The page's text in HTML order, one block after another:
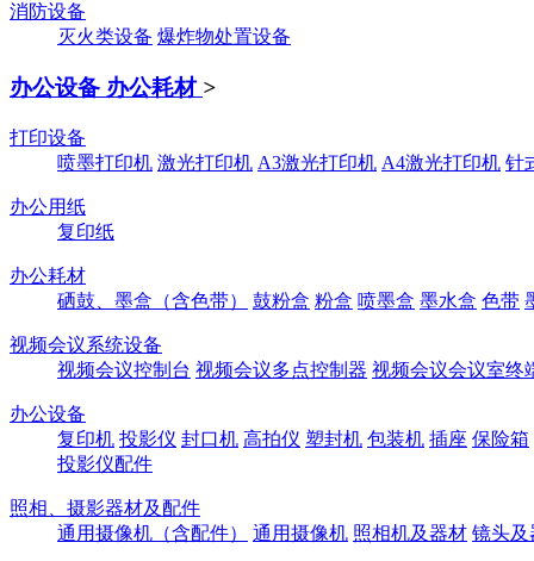
消防设备
灭火类设备 爆炸物处置设备
办公设备 办公耗材 >
打印设备
喷墨打印机 激光打印机 A3激光打印机 A4激光打印机 针
办公用纸
复印纸
办公耗材
硒鼓、墨盒（含色带）
鼓粉盒 粉盒 喷墨盒 墨水盒 色带
视频会议系统设备
视频会议控制台 视频会议多点控制器 视频会议会议室终
办公设备
复印机 投影仪 封口机 高拍仪 塑封机 包装机 插座 保险箱
投影仪配件
照相、摄影器材及配件
通用摄像机（含配件）
通用摄像机 照相机及器材 镜头及